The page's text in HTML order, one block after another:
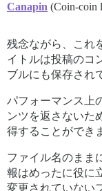
Canapin (Coin-coin
残念ながら、これ
イトルは投稿のコ
ブルにも保存され
パフォーマンス上
ンツを返さないた
得することができ
ファイル名のまま
報はめったに役に
変更されていない